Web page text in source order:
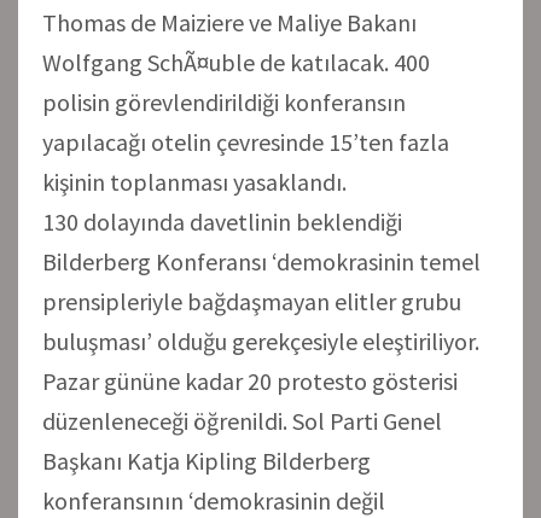
Thomas de Maiziere ve Maliye Bakanı
Wolfgang SchÃ¤uble de katılacak. 400
polisin görevlendirildiği konferansın
yapılacağı otelin çevresinde 15’ten fazla
kişinin toplanması yasaklandı.
130 dolayında davetlinin beklendiği
Bilderberg Konferansı ‘demokrasinin temel
prensipleriyle bağdaşmayan elitler grubu
buluşması’ olduğu gerekçesiyle eleştiriliyor.
Pazar gününe kadar 20 protesto gösterisi
düzenleneceği öğrenildi. Sol Parti Genel
Başkanı Katja Kipling Bilderberg
konferansının ‘demokrasinin değil